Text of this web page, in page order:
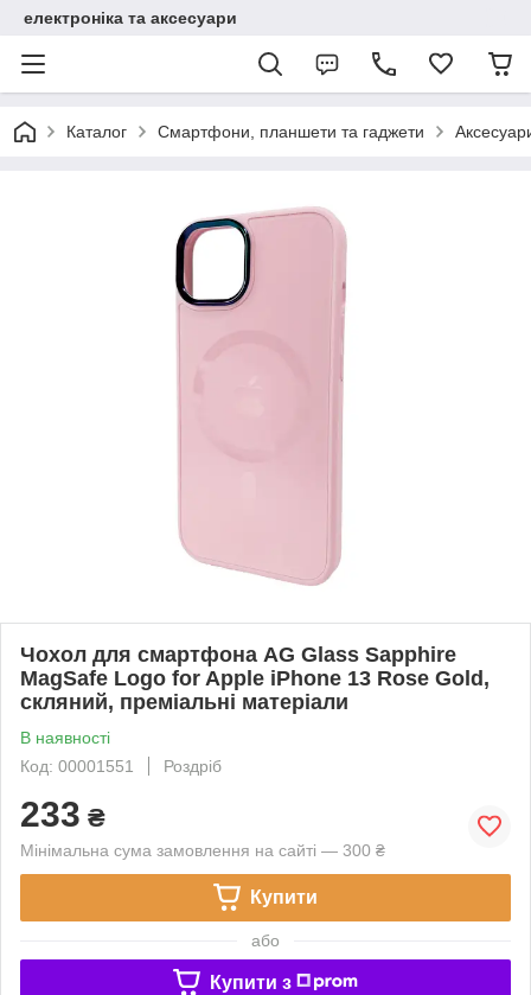
електроніка та аксесуари
Каталог Смартфони, планшети та гаджети
Чохол для смартфона AG Glass Sapphire
MagSafe Logo for Apple iPhone 13 Rose Gold,
скляний, преміальні матеріали
В наявності
Код: 00001551
Роздріб
233 ₴
Мінімальна сума замовлення на сайті — 300 ₴
Купити
або
Купити з